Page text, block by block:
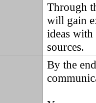
Through
will gain
ideas with
sources.
By the